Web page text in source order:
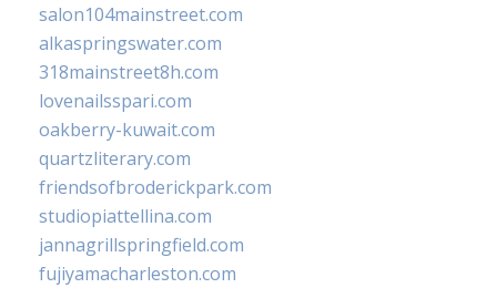
salon104mainstreet.com
alkaspringswater.com
318mainstreet8h.com
lovenailsspari.com
oakberry-kuwait.com
quartzliterary.com
friendsofbroderickpark.com
studiopiattellina.com
jannagrillspringfield.com
fujiyamacharleston.com